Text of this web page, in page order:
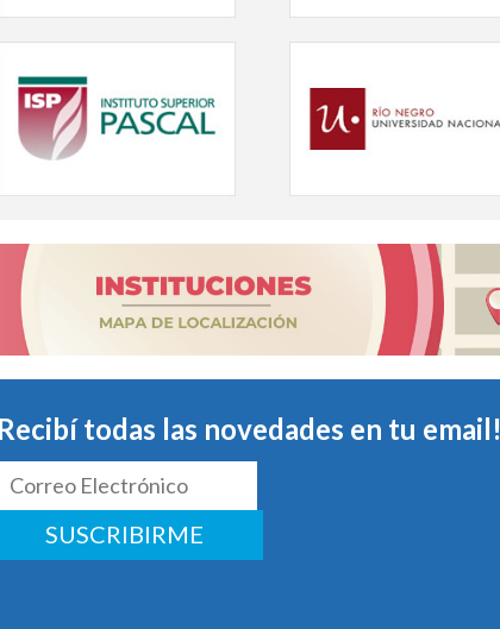
todas las novedades en tu email!
SUSCRIBIRME